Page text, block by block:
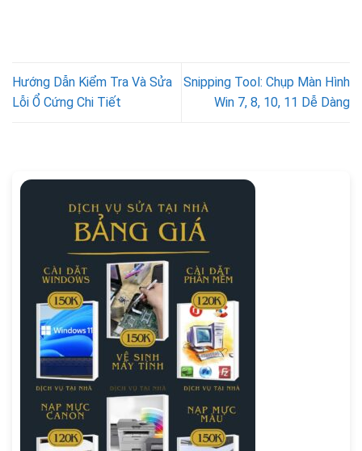
Hướng Dẫn Kiểm Tra Và Sửa
Lỗi Ổ Cứng Chi Tiết
Snipping Tool: Chụp Màn Hình
Win 7, 8, 10, 11 Dễ Dàng